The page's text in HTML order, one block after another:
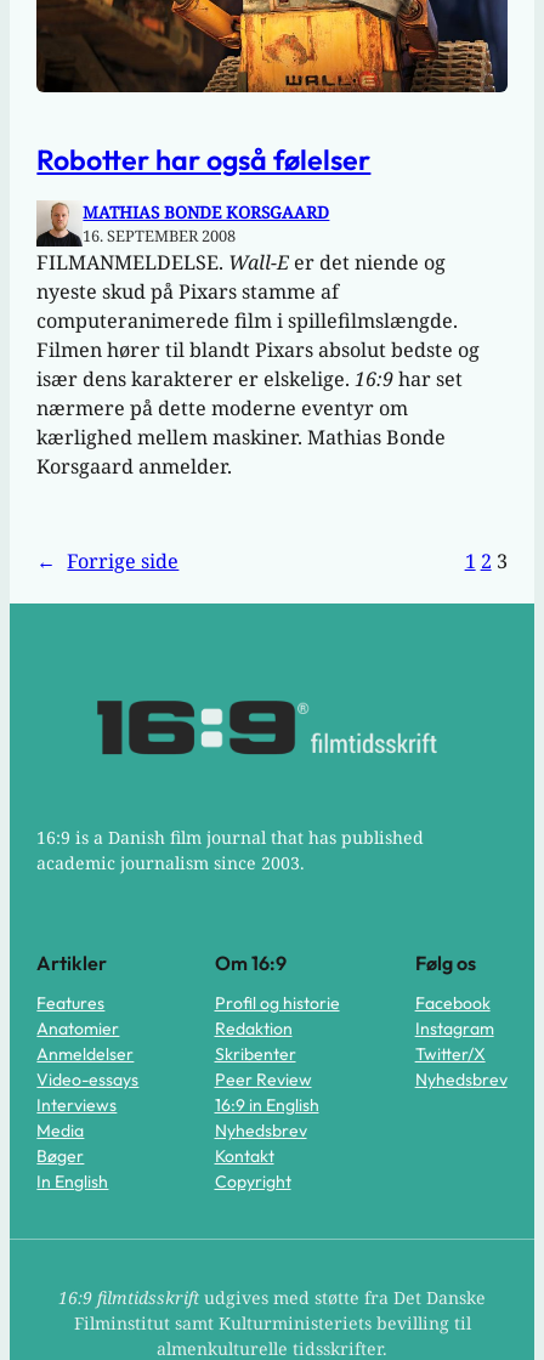
Robotter har også følelser
MATHIAS BONDE KORSGAARD
16. SEPTEMBER 2008
FILMANMELDELSE. Wall-E er det niende og
nyeste skud på Pixars stamme af
computeranimerede film i spillefilmslængde.
Filmen hører til blandt Pixars absolut bedste og
især dens karakterer er elskelige.16:9har set
nærmere på dette moderne eventyr om
kærlighed mellem maskiner. Mathias Bonde
Korsgaard anmelder.
← Forrige side 1 2 3
16:9 is a Danish film journal that has published
academic journalism since 2003.
Artikler
Features
Anatomier
Anmeldelser
Video-essays
Interviews
Media
Bøger
In English
Om 16:9
Profil og historie
Redaktion
Skribenter
Peer Review
16:9 in English
Nyhedsbrev
Kontakt
Copyright
Følg os
Facebook
Instagram
Twitter/X
Nyhedsbrev
16:9 filmtidsskrift udgives med støtte fra Det Danske
Filminstitut samt Kulturministeriets bevilling til
almenkulturelle tidsskrifter.